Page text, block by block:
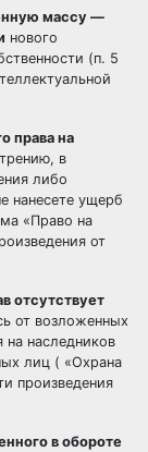
массу —
нового
(п. 5
права на
в
либо
нанесете ущерб
«Право на
от
отсутствует
от возложенных
на наследников
лиц ( «Охрана
произведения
в обороте